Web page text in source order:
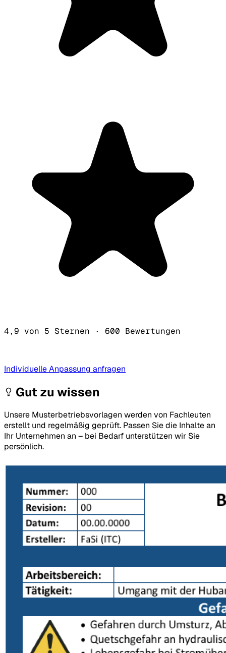
4,9 von 5 Sternen · 600 Bewertungen
Individuelle Anpassung anfragen
Gut zu wissen
Unsere Musterbetriebsvorlagen werden von Fachleuten
erstellt und regelmäßig geprüft. Passen Sie die Inhalte an
Ihr Unternehmen an – bei Bedarf unterstützen wir Sie
persönlich.